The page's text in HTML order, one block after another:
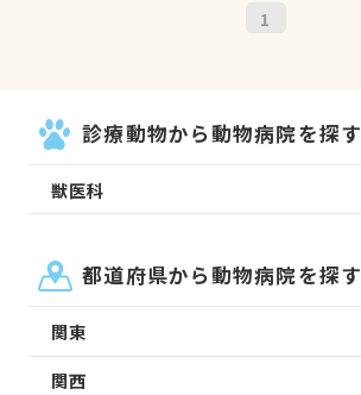
1
診療動物から動物病院を探す
獣医科
都道府県から動物病院を探す
関東
関西